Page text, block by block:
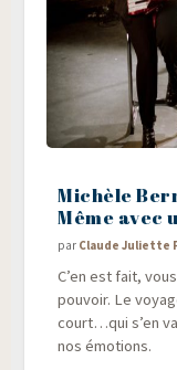
Michèle
Même avec
par Claude Juliette
C’en est fait,
pou­voir. Le
court…qui s’en
nos émotions.